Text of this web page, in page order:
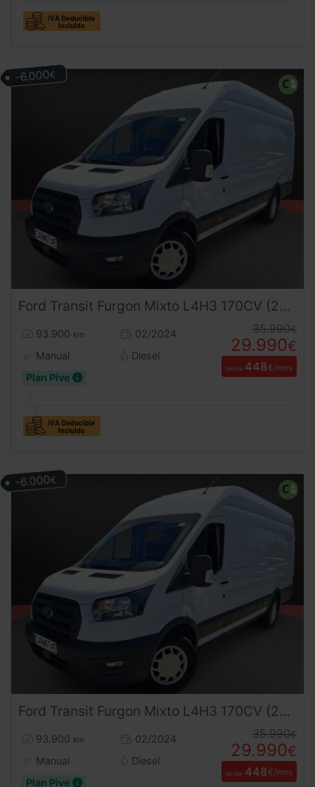
Ford Transit Furgon Mixto L4H3 170CV (2024) – 6 Plazas Retráctiles Gran Volumen Ocasión ¡Desde 450 €/mes!
93.900 km
02/2024
Manual
Diesel
Plan Pive
35.990€
29.990€
desde 448€/mes
-6.000€
Ford Transit Furgon Mixto L4H3 170CV (2024) – 6 Plazas Retráctiles Gran Volumen Ocasión ¡Desde 450 €/mes!
93.900 km
02/2024
Manual
Diesel
Plan Pive
35.990€
29.990€
desde 448€/mes
-6.000€